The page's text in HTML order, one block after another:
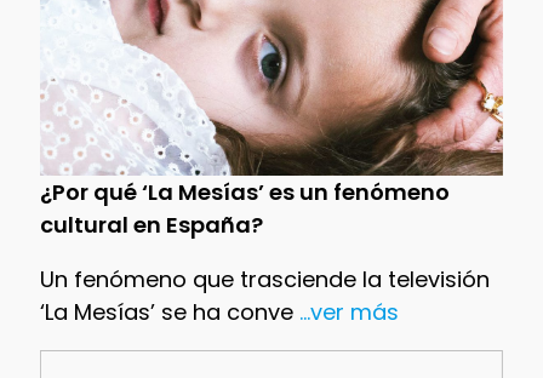
¿Por qué ‘La Mesías’ es un fenómeno
cultural en España?
Un fenómeno que trasciende la televisión
‘La Mesías’ se ha conve...ver más